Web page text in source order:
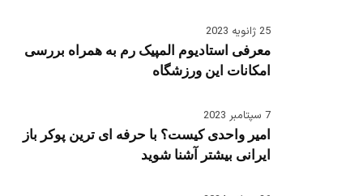
25 ژانویه 2023
معرفی استادیوم المپیک رم به همراه بررسی
امکانات این ورزشگاه
7 سپتامبر 2023
امیر واحدی کیست؟ با حرفه ای ترین پوکر باز
ایرانی بیشتر آشنا شوید